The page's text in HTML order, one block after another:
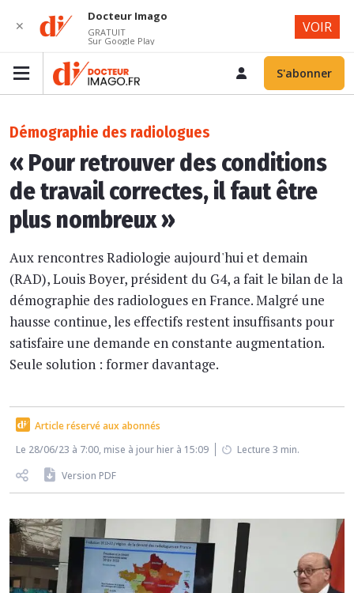
S'abonner
Démographie des radiologues
« Pour retrouver des conditions
de travail correctes, il faut être
plus nombreux »
Aux rencontres Radiologie aujourd'hui et demain
(RAD), Louis Boyer, président du G4, a fait le bilan de la
démographie des radiologues en France. Malgré une
hausse continue, les effectifs restent insuffisants pour
satisfaire une demande en constante augmentation.
Seule solution : former davantage.
Article réservé aux abonnés
Le 28/06/23 à 7:00, mise à jour hier à 15:09
Lecture 3 min.
Version PDF
✕
Docteur Imago
GRATUIT
Sur Google Play
VOIR